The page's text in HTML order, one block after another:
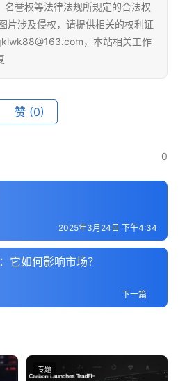
誉权等法律法规所规定的合法权
片涉及侵权，请提供相关的权利证
，本站相关工作
赞 (0)
0
2025年3月24日 下午4:34
它如何影响市场？
下一篇
专题